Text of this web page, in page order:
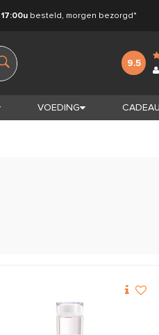
17:00u besteld, morgen bezorgd*
9.5
VOEDING